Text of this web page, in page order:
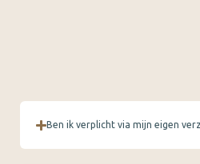
Ben ik verplicht via mijn eigen